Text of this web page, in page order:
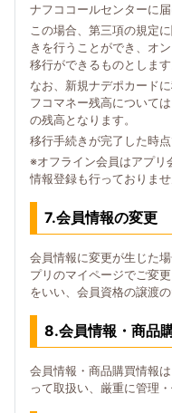
ナフココールセンターに
この場合、第三項の規定
きを行うことができ、オ
移行ができるものとします
なお、新規ナデポカード
フコマネー残高について
の残高となります。
移行手続きが完了した時
※オフライン会員はアプリ
情報登録も行っておりま
7.会員情報の変更
会員情報に変更が生じた
プリのマイページでご変
をいい、会員資格の譲渡
8.会員情報・商品
会員情報・商品購買情報
って取扱い、厳重に管理・